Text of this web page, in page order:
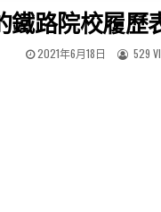
S
T
E
鐵路院校履歷
2021年6月18日 529